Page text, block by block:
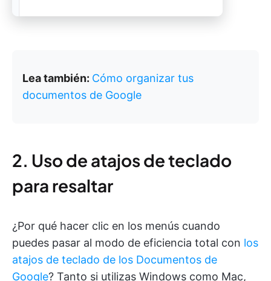
Lea también: Cómo organizar tus
documentos de Google
2. Uso de atajos de teclado
para resaltar
¿Por qué hacer clic en los menús cuando
puedes pasar al modo de eficiencia total con los
atajos de teclado de los Documentos de
Google? Tanto si utilizas Windows como Mac,